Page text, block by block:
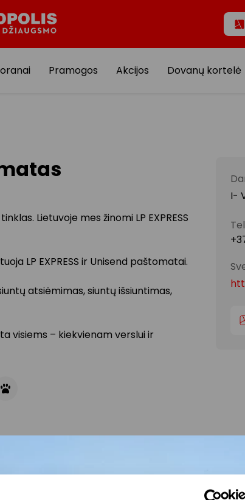
Pramogos Akcijos Dovanų kortelė
Lietuvoje mes žinomi LP EXPRESS
LP EXPRESS ir Unisend paštomatai.
atsiėmimas, siuntų išsiuntimas,
visiems – kiekvienam verslui ir
I-